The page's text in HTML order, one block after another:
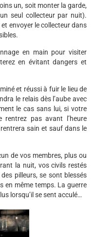
un, soit monter la garde,
seul collecteur par nuit).
envoyer le collecteur dans
en main pour visiter
en évitant dangers et
et réussi à fuir le lieu de
le relais dès l’aube avec
le cas sans lui, si votre
pas avant l’heure
sain et sauf dans le
de vos membres, plus ou
la nuit, vos civils restés
pilleurs, se sont blessés
en même temps. La guerre
lorsqu’il se sent acculé…